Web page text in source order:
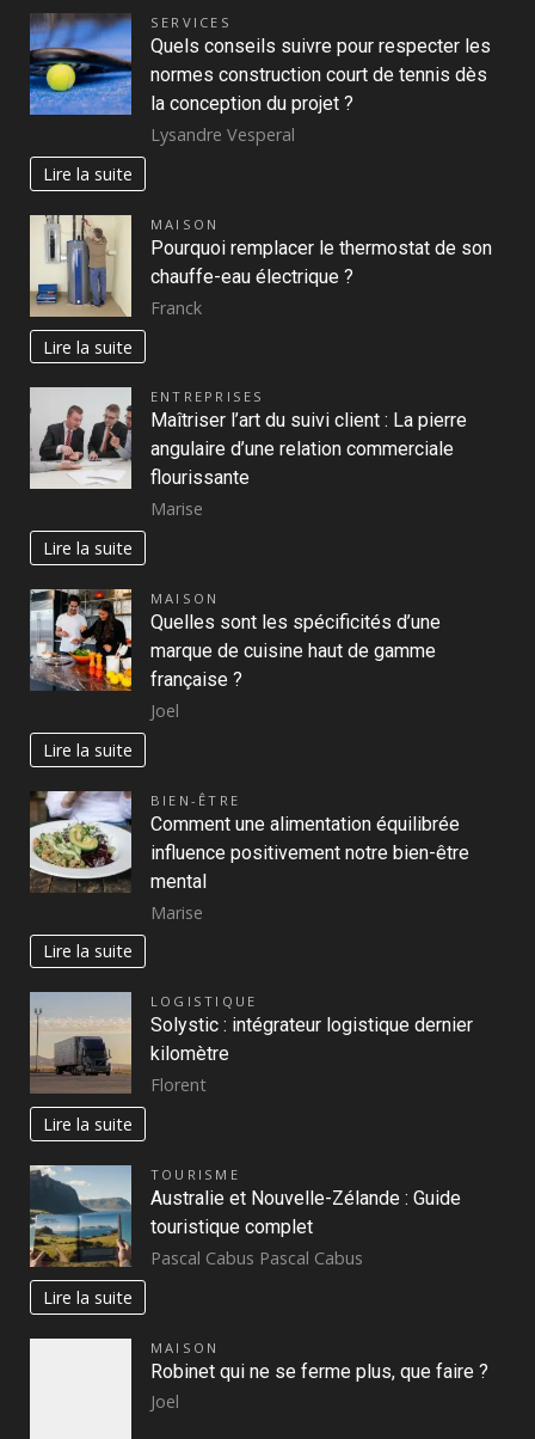
SERVICES
Quels conseils suivre pour respecter les
normes construction court de tennis dès
la conception du projet ?
Lysandre Vesperal
Lire la suite
MAISON
Pourquoi remplacer le thermostat de son
chauffe-eau électrique ?
Franck
Lire la suite
ENTREPRISES
Maîtriser l’art du suivi client : La pierre
angulaire d’une relation commerciale
flourissante
Marise
Lire la suite
MAISON
Quelles sont les spécificités d’une
marque de cuisine haut de gamme
française ?
Joel
Lire la suite
BIEN-ÊTRE
Comment une alimentation équilibrée
influence positivement notre bien-être
mental
Marise
Lire la suite
LOGISTIQUE
Solystic : intégrateur logistique dernier
kilomètre
Florent
Lire la suite
TOURISME
Australie et Nouvelle-Zélande : Guide
touristique complet
Pascal Cabus Pascal Cabus
Lire la suite
MAISON
Robinet qui ne se ferme plus, que faire ?
Joel